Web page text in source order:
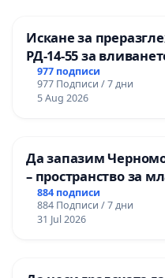
Искане за
РД-14-55 за
гимназия по
Професионалната
мениджмънт – гр.
977 подписи
977 Подписи / 7 дни
5 Aug 2026
Да запазим
– пространство за
884 подписи
884 Подписи / 7 дни
31 Jul 2026